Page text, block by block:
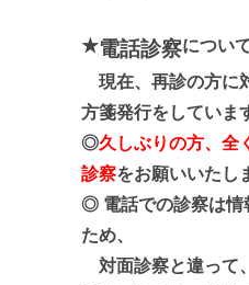
★電話診察につい
現在、再診の方に
方箋発行をしていま
◎久しぶりの方、全
診察をお願いいたし
◎ 電話での診察は情
ため、
対面診察と違って